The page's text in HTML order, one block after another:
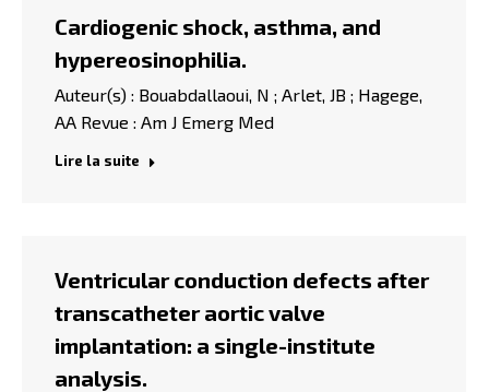
Cardiogenic shock, asthma, and
hypereosinophilia.
Auteur(s) : Bouabdallaoui, N ; Arlet, JB ; Hagege,
AA Revue : Am J Emerg Med
Lire la suite
Ventricular conduction defects after
transcatheter aortic valve
implantation: a single-institute
analysis.